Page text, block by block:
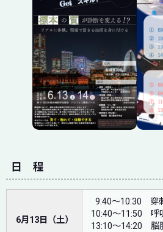
日 程
6月13日（土）
9:40～10:30 穿
10:40～11:50 呼
13:10～14:20 脳